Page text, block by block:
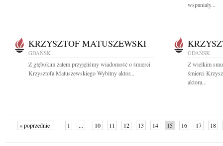
wspaniały...
KRZYSZTOF MATUSZEWSKI
GDAŃSK
Z głębokim żalem przyjęliśmy wiadomość o śmierci
Krzysztofa Matuszewskiego Wybitny aktor...
GDAŃSK
Z wielkim
śmierci
aktora...
« poprzednie 1 ... 10 11 12 13 14 15 16 17
18